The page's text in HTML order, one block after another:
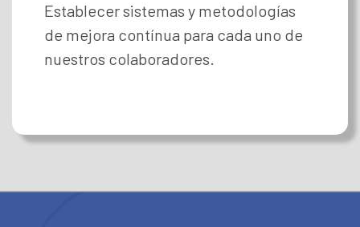
Establecer sistemas y metodologías
de mejora contínua para cada uno de
nuestros colaboradores.